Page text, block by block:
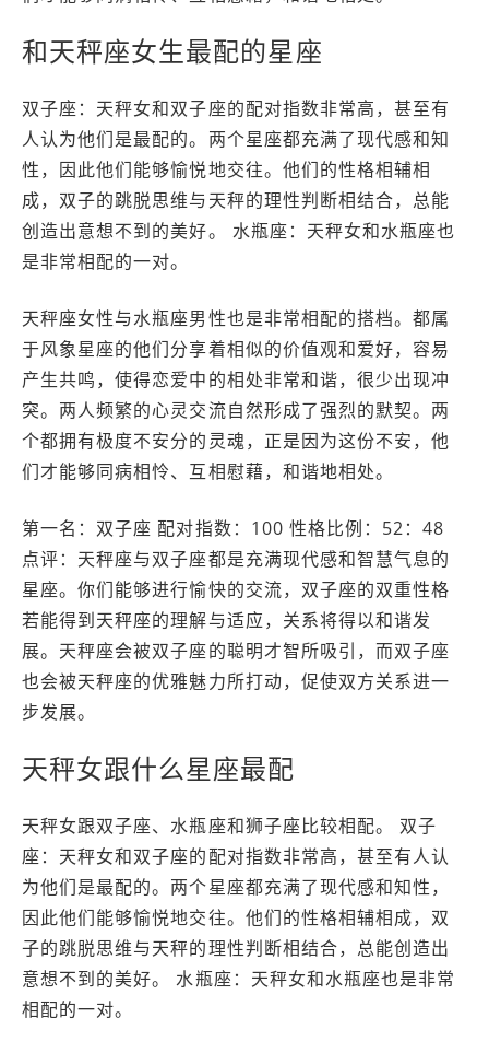
和天秤座女生最配的星座
双子座：天秤女和双子座的配对指数非常高，甚至有
人认为他们是最配的。两个星座都充满了现代感和知
性，因此他们能够愉悦地交往。他们的性格相辅相
成，双子的跳脱思维与天秤的理性判断相结合，总能
创造出意想不到的美好。 水瓶座：天秤女和水瓶座也
是非常相配的一对。
天秤座女性与水瓶座男性也是非常相配的搭档。都属
于风象星座的他们分享着相似的价值观和爱好，容易
产生共鸣，使得恋爱中的相处非常和谐，很少出现冲
突。两人频繁的心灵交流自然形成了强烈的默契。两
个都拥有极度不安分的灵魂，正是因为这份不安，他
们才能够同病相怜、互相慰藉，和谐地相处。
第一名：双子座 配对指数：100 性格比例：52：48
点评：天秤座与双子座都是充满现代感和智慧气息的
星座。你们能够进行愉快的交流，双子座的双重性格
若能得到天秤座的理解与适应，关系将得以和谐发
展。天秤座会被双子座的聪明才智所吸引，而双子座
也会被天秤座的优雅魅力所打动，促使双方关系进一
步发展。
天秤女跟什么星座最配
天秤女跟双子座、水瓶座和狮子座比较相配。 双子
座：天秤女和双子座的配对指数非常高，甚至有人认
为他们是最配的。两个星座都充满了现代感和知性，
因此他们能够愉悦地交往。他们的性格相辅相成，双
子的跳脱思维与天秤的理性判断相结合，总能创造出
意想不到的美好。 水瓶座：天秤女和水瓶座也是非常
相配的一对。